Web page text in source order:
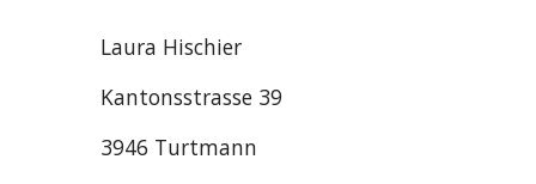
Laura Hischier
Kantonsstrasse 39
3946 Turtmann